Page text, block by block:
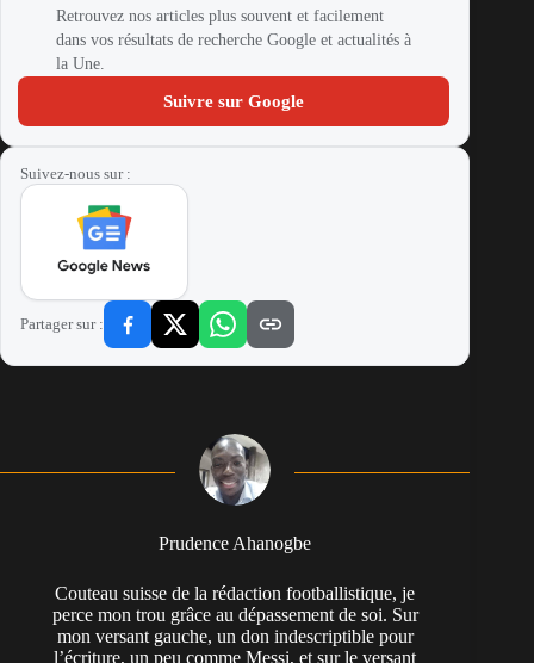
Retrouvez nos articles plus souvent et facilement
dans vos résultats de recherche Google et actualités à
la Une.
Suivre sur Google
Suivez-nous sur :
Partager sur :
Prudence Ahanogbe
Couteau suisse de la rédaction footballistique, je
perce mon trou grâce au dépassement de soi. Sur
mon versant gauche, un don indescriptible pour
l’écriture, un peu comme Messi, et sur le versant